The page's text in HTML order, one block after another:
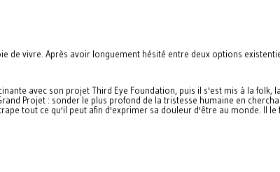
de vivre. Après avoir longuement hésité entre deux options
avec son projet Third Eye Foundation, puis il s'est mis à la
Projet : sonder le plus profond de la tristesse humaine en
tout ce qu'il peut afin d'exprimer sa douleur d'être au monde. Il le